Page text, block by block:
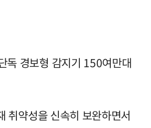
독 경보형 감지기 150여만대
취약성을 신속히 보완하면서